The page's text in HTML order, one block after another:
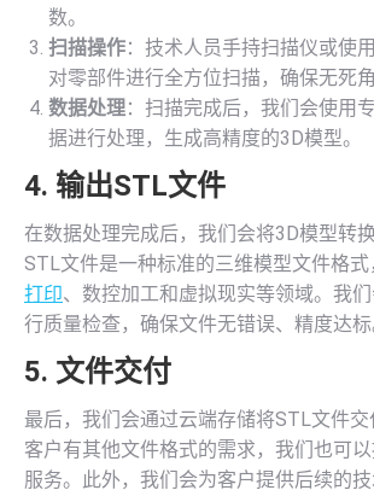
数。
扫描操作：技术人员手持扫描仪或使
对零部件进行全方位扫描，确保无死角
数据处理：扫描完成后，我们会使用
据进行处理，生成高精度的3D模型。
4. 输出STL文件
在数据处理完成后，我们会将3D模型转
STL文件是一种标准的三维模型文件格
打印、数控加工和虚拟现实等领域。我
行质量检查，确保文件无错误、精度达标
5. 文件交付
最后，我们会通过云端存储将STL文件
客户有其他文件格式的需求，我们也可
服务。此外，我们会为客户提供后续的